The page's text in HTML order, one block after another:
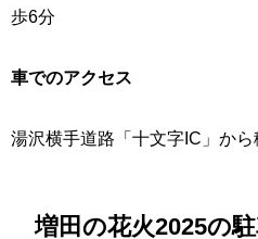
歩6分
車でのアクセス
湯沢横手道路「十文字IC」か
増田の花火2025の